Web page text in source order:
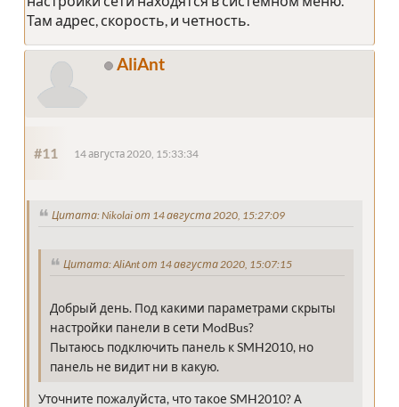
Там адрес, скорость, и четность.
AliAnt
#11 14 августа 2020, 15:33:34
Цитата: Nikolai от 14 августа 2020, 15:27:09
Цитата: AliAnt от 14 августа 2020, 15:07:15
Добрый день. Под какими параметрами скрыты
настройки панели в сети ModBus?
Пытаюсь подключить панель к SMH2010, но
панель не видит ни в какую.
Уточните пожалуйста, что такое SMH2010? А